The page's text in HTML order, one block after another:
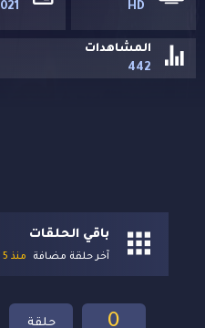
HD
المشاهدات
442
باقي الحلقات
آخر حلقة مضافة منذ 5 أيام
0 حلقة